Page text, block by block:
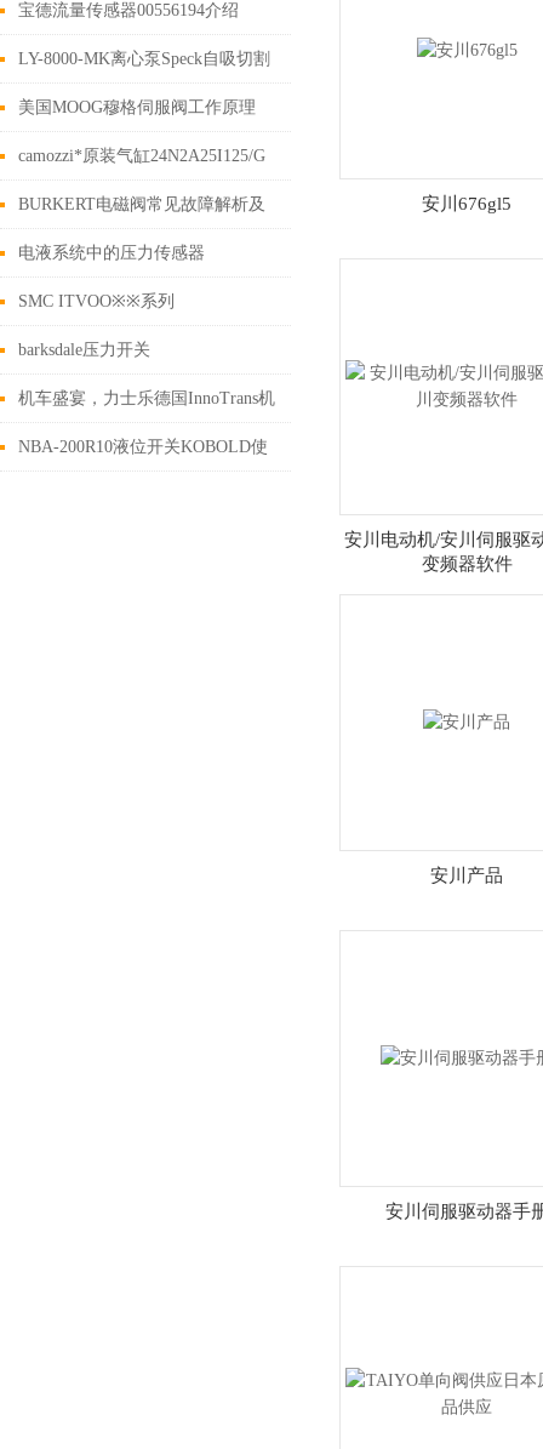
宝德流量传感器00556194介绍
LY-8000-MK离心泵Speck自吸切割
特征曲线
美国MOOG穆格伺服阀工作原理
camozzi*原装气缸24N2A25I125/G
技术参数详细介绍
BURKERT电磁阀常见故障解析及
处理步骤
电液系统中的压力传感器
SMC ITVOO※※系列
barksdale压力开关
BPS34GEM0400BP
机车盛宴，力士乐德国InnoTrans机
车展
NBA-200R10液位开关KOBOLD使
安川676gl5
安川电动机/安川伺服驱
变频器软件
安川产品
安川伺服驱动器手